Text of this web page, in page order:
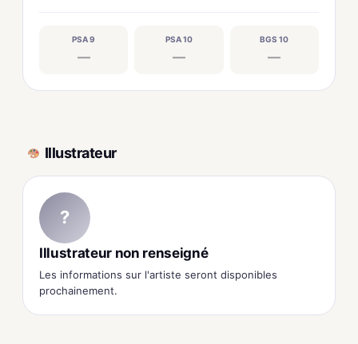
PSA 9
—
PSA 10
—
BGS 10
—
Illustrateur
?
Illustrateur non renseigné
Les informations sur l'artiste seront disponibles
prochainement.